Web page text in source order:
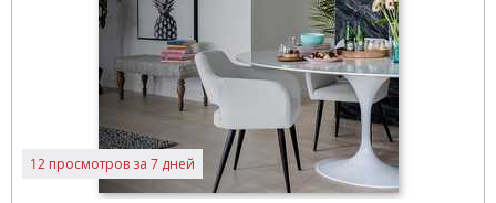
12 просмотров за 7 дней